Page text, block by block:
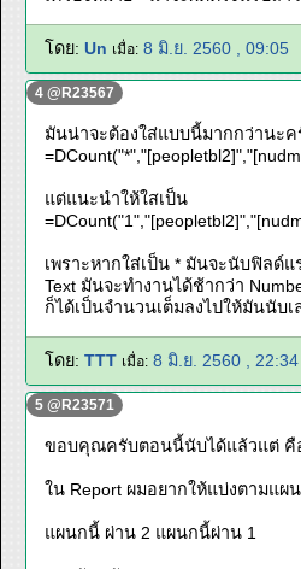
โดย: Un เมื่อ: 8 มิ.ย. 2560 , 09:05
4 @R23567
มันน่าจะต้องใส่แบบนี้มากกว่านะค
แต่แนะนำให้ใสเป็น
เพราะหากใส่เป็น * มันจะนับฟิลด์
Text มันจะทำงานได้ช้ากว่า
ก็ได้เป็นจำนวนเต็มลงไปให้มันนับ
โดย: TTT เมื่อ: 8 มิ.ย. 2560 , 22:34
5 @R23571
ขอบคุณครับตอนนี้นับได้แล้วแต่ คื
ใน Report ผมอยากให้แบ่งตามแผ
แผนกนี้ ผ่าน 2 แผนกนี้ผ่าน 1